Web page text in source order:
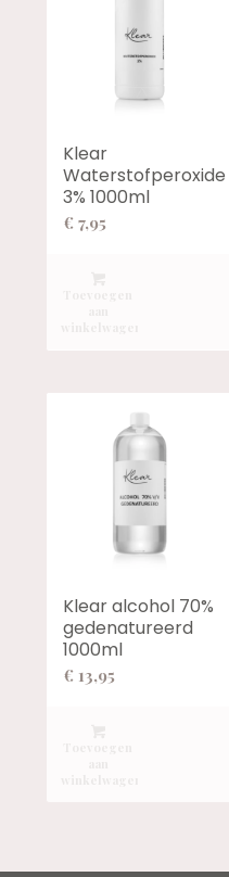
Klear
Waterstofperoxide
3% 1000ml
€ 7,95
Klear alcohol 70%
gedenatureerd
1000ml
€ 13,95